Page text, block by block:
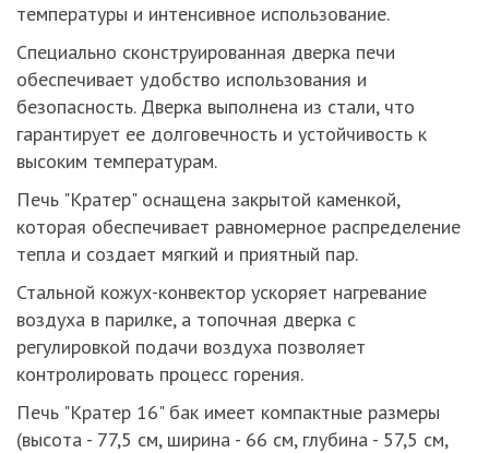
температуры и интенсивное использование.
Специально сконструированная дверка печи
обеспечивает удобство использования и
безопасность. Дверка выполнена из стали, что
гарантирует ее долговечность и устойчивость к
высоким температурам.
Печь "Кратер" оснащена закрытой каменкой,
которая обеспечивает равномерное распределение
тепла и создает мягкий и приятный пар.
Стальной кожух-конвектор ускоряет нагревание
воздуха в парилке, а топочная дверка с
регулировкой подачи воздуха позволяет
контролировать процесс горения.
Печь "Кратер 16" бак имеет компактные размеры
(высота - 77,5 см, ширина - 66 см, глубина - 57,5 см,